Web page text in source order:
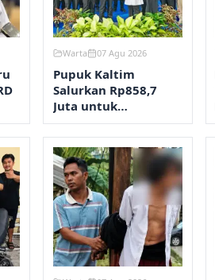
Warta 07 Agu 2026
Pupuk Kaltim
Salurkan Rp858,7
Juta untuk
Pengendalian
Stunting Bontang